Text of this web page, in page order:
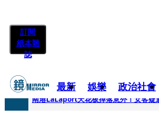
訂閱
紙本雜
誌
最新 娛樂 政治社會
快訊